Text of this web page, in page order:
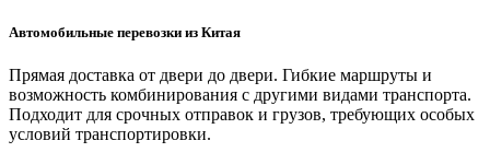
Автомобильные перевозки из Китая
Прямая доставка от двери до двери. Гибкие маршруты и
возможность комбинирования с другими видами транспорта.
Подходит для срочных отправок и грузов, требующих особых
условий транспортировки.